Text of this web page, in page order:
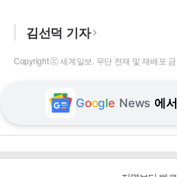
김선덕 기자
Copyright ⓒ 세계일보. 무단 전재 및 재배포
Google News 에